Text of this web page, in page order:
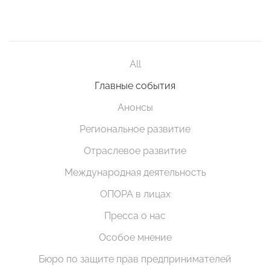
All
Главные события
Анонсы
Региональное развитие
Отраслевое развитие
Международная деятельность
ОПОРА в лицах
Пресса о нас
Особое мнение
Бюро по защите прав предпринимателей